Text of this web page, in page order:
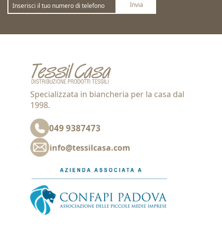
Invia
Specializzata in biancheria per la casa dal
1998.
049 9387473
info@tessilcasa.com